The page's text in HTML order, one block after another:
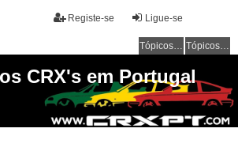
Ligue-se
Registe-se
Tópicos sem resposta Tópicos ativos
CRX's em Portugal